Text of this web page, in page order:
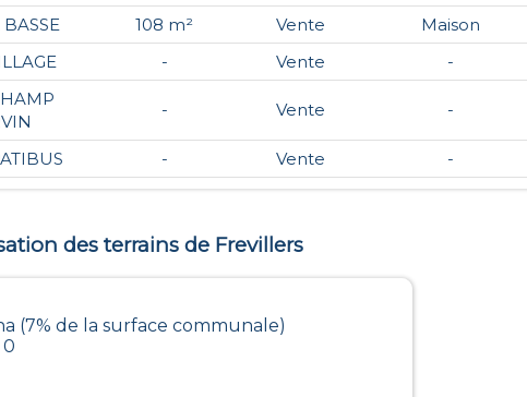
BASSE 108 m² Vente Maison
- Vente -
- Vente -
- Vente -
des terrains de Frevillers
(7% de la surface communale)
0